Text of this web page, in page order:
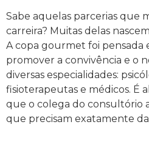
Sabe aquelas parcerias que
carreira? Muitas delas
A copa gourmet foi pensada
promover a convivência e o
diversas especialidades:
fisioterapeutas e médicos. É
que o colega do consultório
que precisam exatamente